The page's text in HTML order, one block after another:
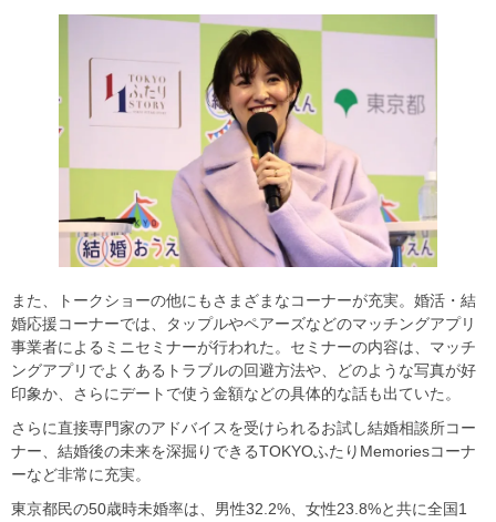
また、トークショーの他にもさまざまなコーナーが充実。婚活・結
婚応援コーナーでは、タップルやペアーズなどのマッチングアプリ
事業者によるミニセミナーが行われた。セミナーの内容は、マッチ
ングアプリでよくあるトラブルの回避方法や、どのような写真が好
印象か、さらにデートで使う金額などの具体的な話も出ていた。
さらに直接専門家のアドバイスを受けられるお試し結婚相談所コー
ナー、結婚後の未来を深掘りできるTOKYOふたりMemoriesコーナ
ーなど非常に充実。
東京都民の50歳時未婚率は、男性32.2%、女性23.8%と共に全国1